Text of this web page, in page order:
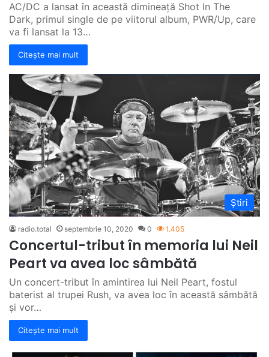
AC/DC a lansat în această dimineață Shot In The
Dark, primul single de pe viitorul album, PWR/Up, care
va fi lansat la 13…
Citește mai mult
Știri
radio.total septembrie 10, 2020 0 1.405
Concertul-tribut în memoria lui Neil
Peart va avea loc sâmbătă
Un concert-tribut în amintirea lui Neil Peart, fostul
baterist al trupei Rush, va avea loc în această sâmbătă
și vor…
Citește mai mult